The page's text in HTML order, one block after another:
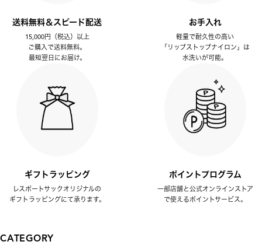
送料無料＆スピード配送
15,000円（税込）以上
ご購入で送料無料。
最短翌日にお届け。
お手入れ
軽量で耐久性の高い
「リップストップナイロン」は
水洗いが可能。
ギフトラッピング
レスポートサックオリジナルの
ギフトラッピングにて承ります。
ポイントプログラム
一部店舗と公式オンラインストア
で使えるポイントサービス。
CATEGORY